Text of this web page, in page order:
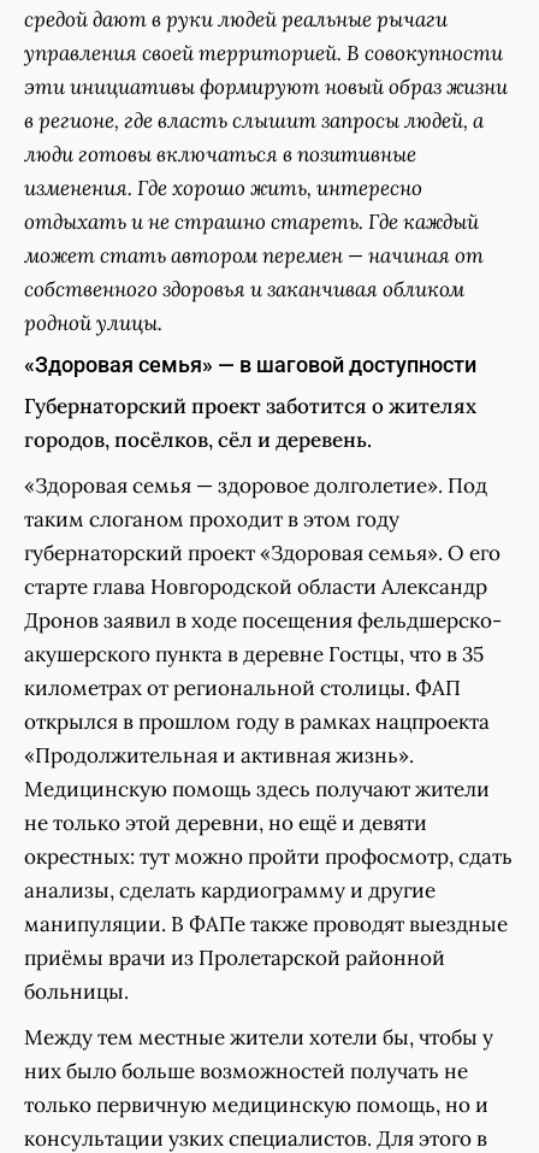
средой дают в руки людей реальные рычаги
управления своей территорией. В совокупности
эти инициативы формируют новый образ жизни
в регионе, где власть слышит запросы людей, а
люди готовы включаться в позитивные
изменения. Где хорошо жить, интересно
отдыхать и не страшно стареть. Где каждый
может стать автором перемен — начиная от
собственного здоровья и заканчивая обликом
родной улицы.
«Здоровая семья» — в шаговой доступности
Губернаторский проект заботится о жителях
городов, посёлков, сёл и деревень.
«Здоровая семья — здоровое долголетие». Под
таким слоганом проходит в этом году
губернаторский проект «Здоровая семья». О его
старте глава Новгородской области Александр
Дронов заявил в ходе посещения фельдшерско-
акушерского пункта в деревне Гостцы, что в 35
километрах от региональной столицы. ФАП
открылся в прошлом году в рамках нацпроекта
«Продолжительная и активная жизнь».
Медицинскую помощь здесь получают жители
не только этой деревни, но ещё и девяти
окрестных: тут можно пройти профосмотр, сдать
анализы, сделать кардиограмму и другие
манипуляции. В ФАПе также проводят выездные
приёмы врачи из Пролетарской районной
больницы.
Между тем местные жители хотели бы, чтобы у
них было больше возможностей получать не
только первичную медицинскую помощь, но и
консультации узких специалистов. Для этого в